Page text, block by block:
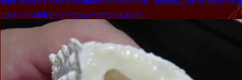
接着するのは４５ｃｍクラスの無垢のレジンキットです。写真のねこと比べてもかない大
このキットの接着をマジックスムースでしてみました。